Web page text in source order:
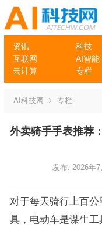
资讯 科技
互联网
AI智能
云计算
专栏
AI科技网 专栏
外卖骑手手表推荐
发布: 2026年7
对于每天骑行上百
具，电动车是谋生